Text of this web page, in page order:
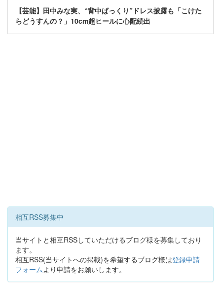
【芸能】田中みな実、“背中ぱっくり”ドレス披露も「こけた
らどうすんの？」10cm超ヒールに心配続出
相互RSS募集中
当サイトと相互RSSしていただけるブログ様を募集しており
ます。
相互RSS(当サイトへの掲載)を希望するブログ様は登録申請
フォームより申請をお願いします。